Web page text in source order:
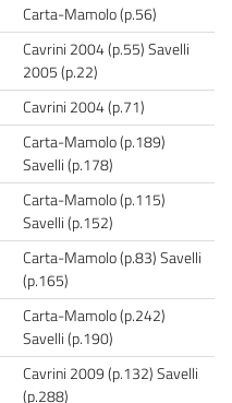
Carta-Mamolo (p.56)
Cavrini 2004 (p.55) Savelli
2005 (p.22)
Cavrini 2004 (p.71)
Carta-Mamolo (p.189)
Savelli (p.178)
Carta-Mamolo (p.115)
Savelli (p.152)
Carta-Mamolo (p.83) Savelli
(p.165)
Carta-Mamolo (p.242)
Savelli (p.190)
Cavrini 2009 (p.132) Savelli
(p.288)